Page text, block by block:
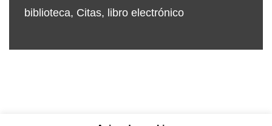
biblioteca, Citas, libro electrónico